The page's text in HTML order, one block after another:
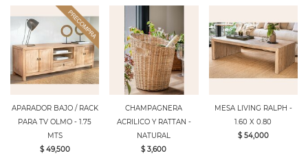
APARADOR BAJO / RACK
PARA TV OLMO - 1.75
MTS
$ 49,500
CHAMPAGNERA
ACRILICO Y RATTAN -
NATURAL
$ 3,600
MESA LIVING RALPH -
1.60 X 0.80
$ 54,000